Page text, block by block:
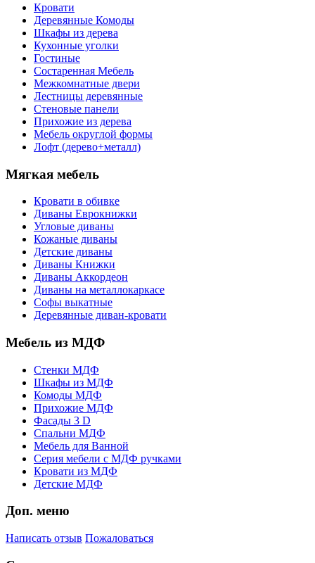
Кровати
Деревянные Комоды
Шкафы из дерева
Кухонные уголки
Гостиные
Состаренная Мебель
Межкомнатные двери
Лестницы деревянные
Стеновые панели
Прихожие из дерева
Мебель округлой формы
Лофт (дерево+металл)
Мягкая мебель
Кровати в обивке
Диваны Еврокнижки
Угловые диваны
Кожаные диваны
Детские диваны
Диваны Книжки
Диваны Аккордеон
Диваны на металлокаркасе
Софы выкатные
Деревянные диван-кровати
Мебель из МДФ
Стенки МДФ
Шкафы из МДФ
Комоды МДФ
Прихожие МДФ
Фасады 3 D
Спальни МДФ
Мебель для Ванной
Серия мебели с МДФ ручками
Кровати из МДФ
Детские МДФ
Доп. меню
Написать отзыв Пожаловаться